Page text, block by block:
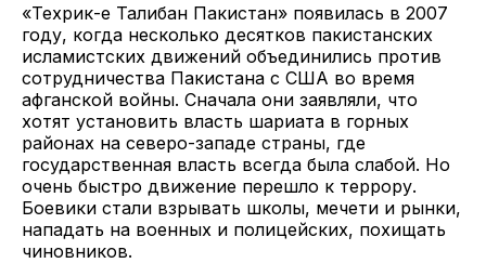
«Техрик-е Талибан Пакистан» появилась в 2007
году, когда несколько десятков пакистанских
исламистских движений объединились против
сотрудничества Пакистана с США во время
афганской войны. Сначала они заявляли, что
хотят установить власть шариата в горных
районах на северо-западе страны, где
государственная власть всегда была слабой. Но
очень быстро движение перешло к террору.
Боевики стали взрывать школы, мечети и рынки,
нападать на военных и полицейских, похищать
чиновников.